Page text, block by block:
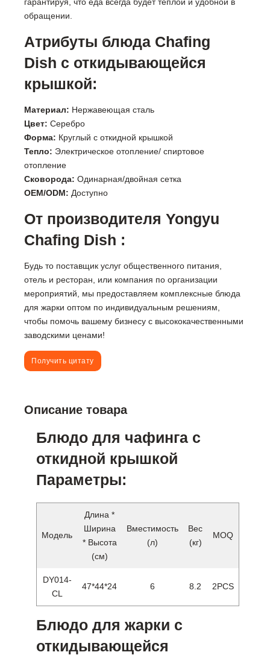
обращении.
Атрибуты блюда Chafing
Dish с откидывающейся
крышкой:
Материал: Нержавеющая сталь
Цвет:Серебро
Форма: Круглый с откидной крышкой
Тепло: Электрическое отопление/ спиртовое
отопление
Сковорода:Одинарная/двойная сетка
OEM/ODM: Доступно
От производителя Yongyu
Chafing Dish :
Будь то поставщик услуг общественного питания,
отель и ресторан, или компания по организации
мероприятий, мы предоставляем комплексные блюда
для жарки оптом по индивидуальным решениям,
чтобы помочь вашему бизнесу с высококачественными
заводскими ценами!
Получить цитату
Описание товара
Блюдо для чафинга с
откидной крышкой
Параметры:
Модель
Длина *
Ширина
* Высота
(см)
Вместимость
(л)
Вес
(кг)
MOQ
DY014-
CL
47*44*24 6 8.2 2PCS
Блюдо для жарки с
откидывающейся